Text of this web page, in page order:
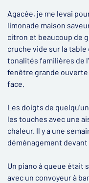
Agacée, je me levai
limonade maison
citron et beaucoup de
cruche vide sur la
tonalités familières de
fenêtre grande ouverte
face.
Les doigts de
les touches avec une
chaleur. Il y a une
déménagement devant
Un piano à queue était
avec un convoyeur à